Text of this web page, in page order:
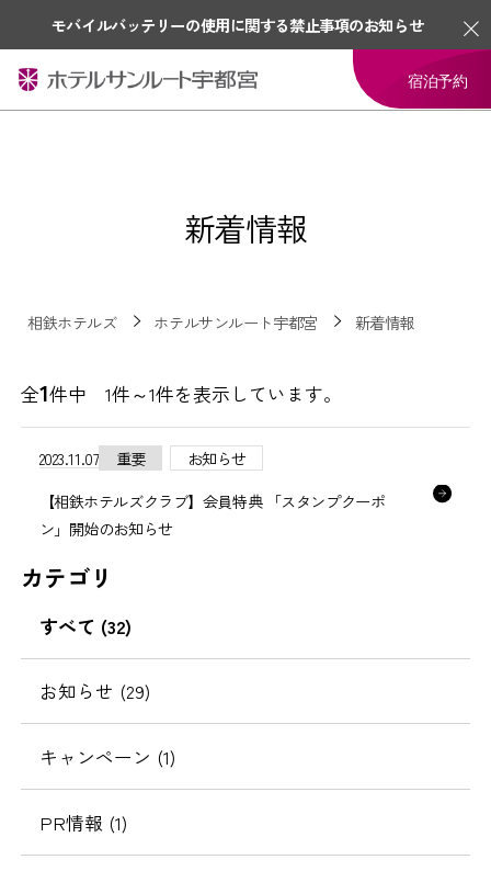
モバイルバッテリーの使用に関する禁止事項のお知らせ
宿泊予約
新着情報
相鉄ホテルズ ホテルサンルート宇都宮 新着情報
全1件中 1件～1件を表示しています。
2023.11.07 重要
お知らせ
【相鉄ホテルズクラブ】会員特典 「スタンプクーポ
ン」開始のお知らせ
カテゴリ
すべて (32)
お知らせ (29)
キャンペーン (1)
PR情報 (1)